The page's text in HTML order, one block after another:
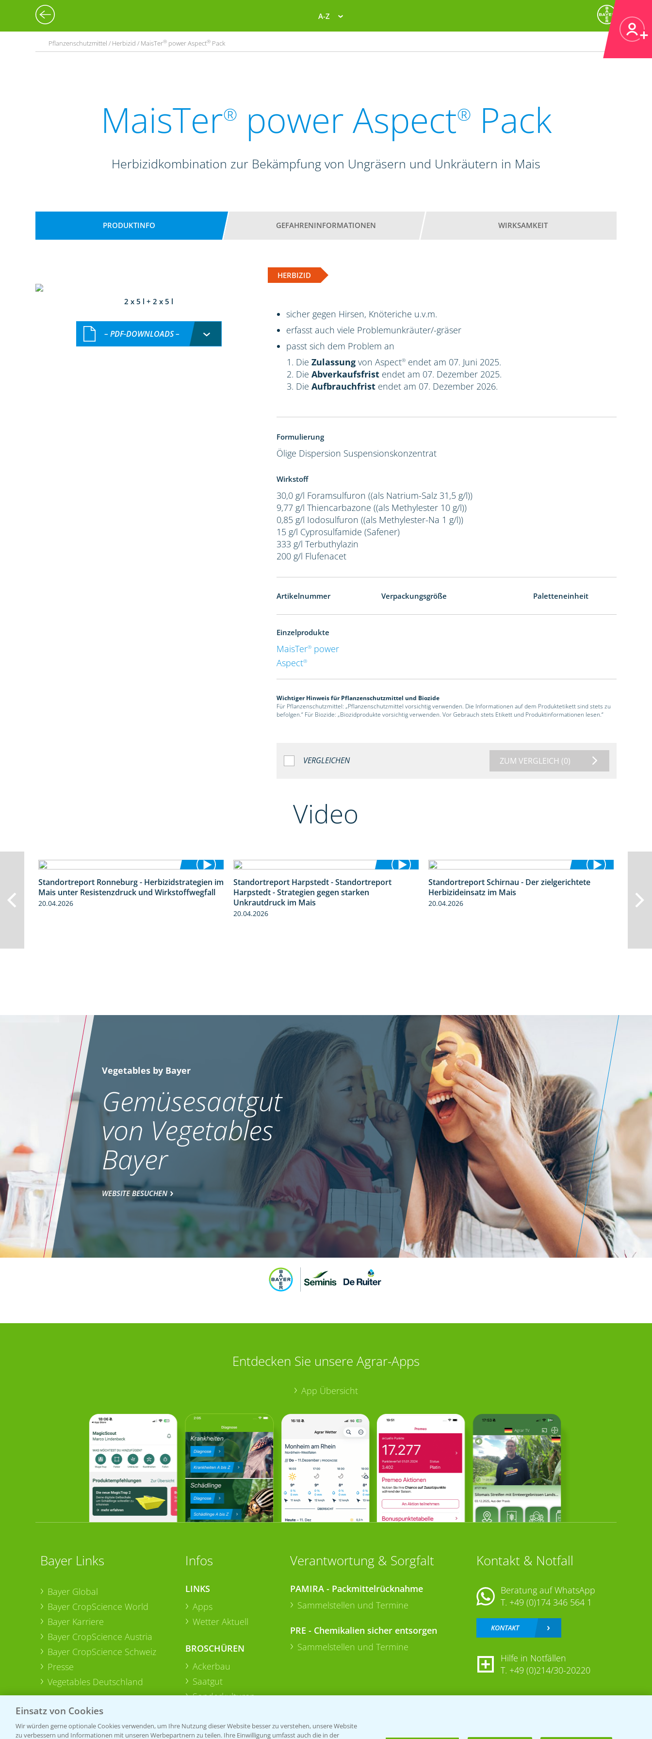
A-Z
Pflanzenschutzmittel / Herbizid / MaisTer® power Aspect® Pack
MaisTer® power Aspect® Pack
Herbizidkombination zur Bekämpfung von Ungräsern und Unkräutern in Mais
PRODUKTINFO GEFAHRENINFORMATIONEN WIRKSAMKEIT
HERBIZID
2 x 5 l + 2 x 5 l
– PDF-DOWNLOADS –
sicher gegen Hirsen, Knöteriche u.v.m.
erfasst auch viele Problemunkräuter/-gräser
passt sich dem Problem an
DieZulassung von Aspect® endet am 07. Juni 2025.
DieAbverkaufsfrist endet am 07. Dezember 2025.
DieAufbrauchfrist endet am 07. Dezember 2026.
Formulierung
Ölige Dispersion Suspensionskonzentrat
Wirkstoff
30,0 g/l Foramsulfuron ((als Natrium-Salz 31,5 g/l))
9,77 g/l Thiencarbazone ((als Methylester 10 g/l))
0,85 g/l Iodosulfuron ((als Methylester-Na 1 g/l))
15 g/l Cyprosulfamide (Safener)
333 g/l Terbuthylazin
200 g/l Flufenacet
Artikelnummer Verpackungsgröße Paletteneinheit
Einzelprodukte
MaisTer® power
Aspect®
Wichtiger Hinweis für Pflanzenschutzmittel und Biozide
Für Pflanzenschutzmittel: „Pflanzenschutzmittel vorsichtig verwenden. Die Informationen auf dem Produktetikett sind stets zu
befolgen.“ Für Biozide: „Biozidprodukte vorsichtig verwenden. Vor Gebrauch stets Etikett und Produktinformationen lesen.“
VERGLEICHEN ZUM VERGLEICH (0)
Video
7:01
Standortreport Ronneburg - Herbizidstrategien im
Mais unter Resistenzdruck und Wirkstoffwegfall
20.04.2026
Standortreport Harpstedt - Standortreport
Harpstedt - Strategien gegen starken
Unkrautdruck im Mais
20.04.2026
9:27
Standortreport Schirnau - Der zielgerichtete
Herbizideinsatz im Mais
20.04.2026
Vegetables by Bayer
Gemüsesaatgut
von Vegetables
Bayer
WEBSITE BESUCHEN
Entdecken Sie unsere Agrar-Apps
App Übersicht
Bayer Links
Bayer Global
Bayer CropScience World
Bayer Karriere
Bayer CropScience Austria
Bayer CropScience Schweiz
Presse
Vegetables Deutschland
Infos
LINKS
Apps
Wetter Aktuell
BROSCHÜREN
Ackerbau
Saatgut
Sonderkulturen
Verantwortung & Sorgfalt
PAMIRA - Packmittelrücknahme
Sammelstellen und Termine
PRE - Chemikalien sicher entsorgen
Sammelstellen und Termine
Kontakt & Notfall
Beratung auf WhatsApp
T. +49 (0)174 346 564 1
KONTAKT
Hilfe in Notfällen
T. +49 (0)214/30-20220
Einsatz von Cookies
Wir würden gerne optionale Cookies verwenden, um Ihre Nutzung dieser Website besser zu verstehen, unsere Website
zu verbessern und Informationen mit unseren Werbepartnern zu teilen. Ihre Einwilligung umfasst auch die in der